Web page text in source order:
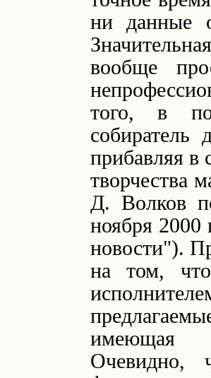
ни данные
вообще
того, в
собиратель
прибавляя в
творчества
Д. Волков
ноября 2000
новости").
на том,
имеющая